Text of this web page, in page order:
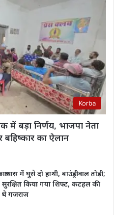
Korba
में बड़ा निर्णय, भाजपा नेता
बहिष्कार का ऐलान
में घुसे दो हाथी, बाउंड्रीवाल तोड़ी;
सुरक्षित किया गया शिफ्ट, कटहल की
गजराज